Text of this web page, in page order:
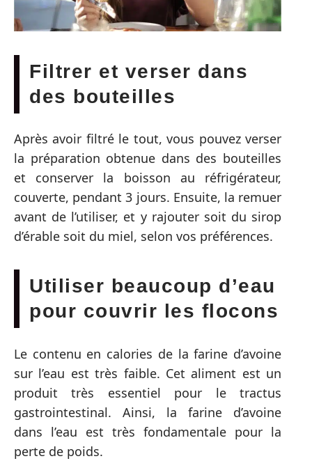
Filtrer et verser dans
des bouteilles
Après avoir filtré le tout, vous pouvez verser
la préparation obtenue dans des bouteilles
et conserver la boisson au réfrigérateur,
couverte, pendant 3 jours. Ensuite, la remuer
avant de l’utiliser, et y rajouter soit du sirop
d’érable soit du miel, selon vos préférences.
Utiliser beaucoup d’eau
pour couvrir les flocons
Le contenu en calories de la farine d’avoine
sur l’eau est très faible. Cet aliment est un
produit très essentiel pour le tractus
gastrointestinal. Ainsi, la farine d’avoine
dans l’eau est très fondamentale pour la
perte de poids.